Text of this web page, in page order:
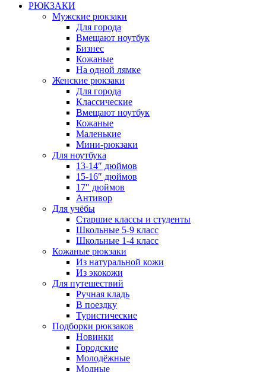
РЮКЗАКИ
Мужские рюкзаки
Для города
Вмещают ноутбук
Бизнес
Кожаные
На одной лямке
Женские рюкзаки
Для города
Классические
Вмещают ноутбук
Кожаные
Маленькие
Мини-рюкзаки
Для ноутбука
13-14″ дюймов
15-16″ дюймов
17″ дюймов
Антивор
Для учёбы
Старшие классы и студенты
Школьные 5-9 класс
Школьные 1-4 класс
Кожаные рюкзаки
Из натуральной кожи
Из экокожи
Для путешествий
Ручная кладь
В поездку
Туристические
Подборки рюкзаков
Новинки
Городские
Молодёжные
Модные